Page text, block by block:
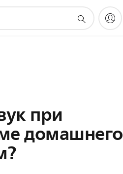
при
домашнего